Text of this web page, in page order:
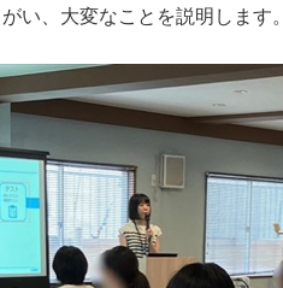
い、大変なことを説明します。